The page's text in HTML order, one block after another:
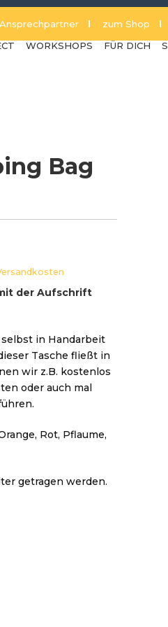
Ansprechpartner zum Shop
WORKSHOPS FÜR DICH
Bag
der Aufschrift
in Handarbeit
Tasche fließt in
wir z.B. kostenlos
oder auch mal
Rot, Pflaume,
getragen werden.